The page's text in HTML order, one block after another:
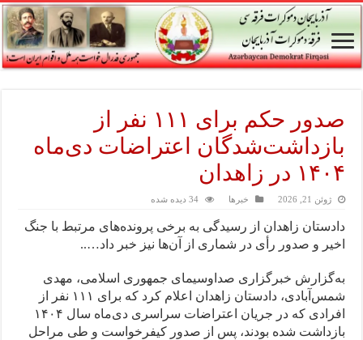
صدور حکم برای ۱۱۱ نفر از
بازداشت‌شدگان اعتراضات دی‌ماه
۱۴۰۴ در زاهدان
ژوئن 21, 2026 خبرها 34 دیده شده
دادستان زاهدان از رسیدگی به برخی پرونده‌های مرتبط با جنگ
اخیر و صدور رأی در شماری از آن‌ها نیز خبر داد…..
به‌گزارش خبرگزاری صداوسیمای جمهوری اسلامی، مهدی
شمس‌آبادی، دادستان زاهدان اعلام کرد که برای ۱۱۱ نفر از
افرادی که در جریان اعتراضات سراسری دی‌ماه سال ۱۴۰۴
بازداشت شده بودند، پس از صدور کیفرخواست و طی مراحل